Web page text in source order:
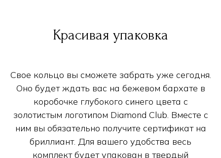
Красивая упаковка
Свое кольцо вы сможете забрать уже сегодня.
Оно будет ждать вас на бежевом бархате в
коробочке глубокого синего цвета с
золотистым логотипом Diamond Club. Вместе с
ним вы обязательно получите сертификат на
бриллиант. Для вашего удобства весь
комплект будет упакован в твердый